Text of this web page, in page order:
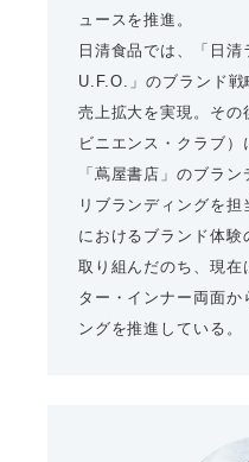
ュースを推進。
日清食品では、「日
U.F.O.」のブランド
売上拡大を実現。その
ビニエンス・クラブ）
「蔦屋書店」のブラ
リブランディングを
におけるブランド体
取り組んだのち、現在
ター・インナー両面か
ングを推進している。